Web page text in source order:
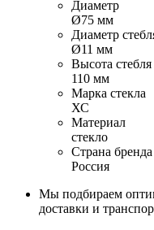
Диаметр
Ø75 мм
Диаметр
Ø11 мм
Высота стебля
110 мм
Марка стекла
ХС
Материал
стекло
Страна бренда
Россия
Мы подбираем
доставки и